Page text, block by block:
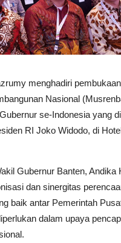
menghadiri
Nasional
se-Indonesia yang
RI Joko Widodo, di
Gubernur Banten, Andika
dan sinergitas
baik antar Pemerintah
dalam upaya